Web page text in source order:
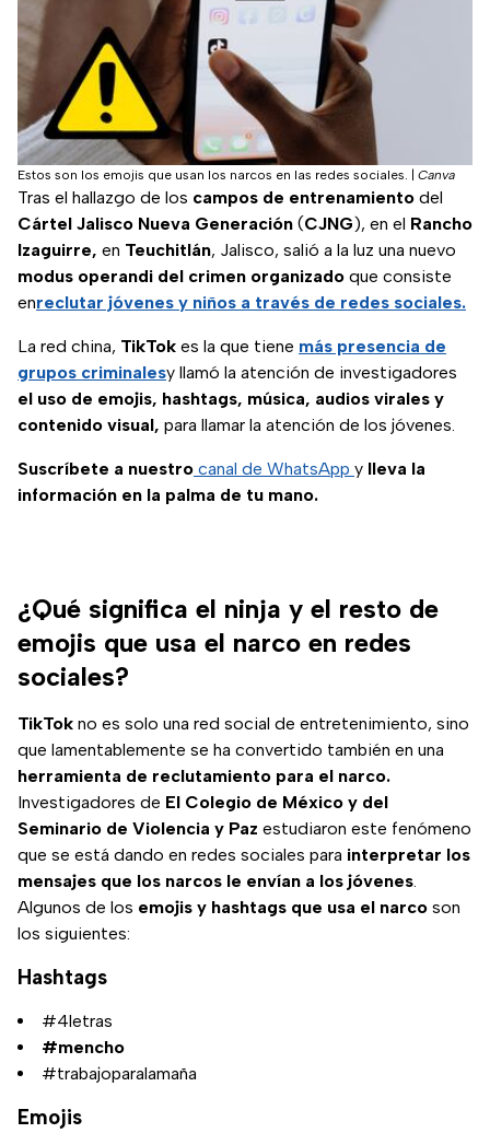
Estos son los emojis que usan los narcos en las redes sociales. Canva
Tras el hallazgo de los campos de entrenamiento del
Cártel Jalisco Nueva Generación (CJNG), en el Rancho
Izaguirre, en Teuchitlán, Jalisco, salió a la luz una nuevo
modus operandi del crimen organizado que consiste
enreclutar jóvenes y niños a través de redes sociales.
La red china, TikTok es la que tiene más presencia de
grupos criminalesy llamó la atención de investigadores
el uso de emojis, hashtags, música, audios virales y
contenido visual, para llamar la atención de los jóvenes.
Suscríbete a nuestro canal de WhatsApp y lleva la
información en la palma de tu mano.
¿Qué significa el ninja y el resto de
emojis que usa el narco en redes
sociales?
TikTok no es solo una red social de entretenimiento, sino
que lamentablemente se ha convertido también en una
herramienta de reclutamiento para el narco.
Investigadores de El Colegio de México y del
Seminario de Violencia y Paz estudiaron este fenómeno
que se está dando en redes sociales para interpretar los
mensajes que los narcos le envían a los jóvenes.
Algunos de los emojis y hashtags que usa el narco son
los siguientes:
Hashtags
#4letras
#mencho
#trabajoparalamaña
Emojis